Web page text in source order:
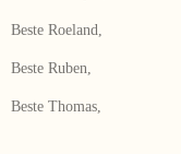
Beste Roeland,
Beste Ruben,
Beste Thomas,